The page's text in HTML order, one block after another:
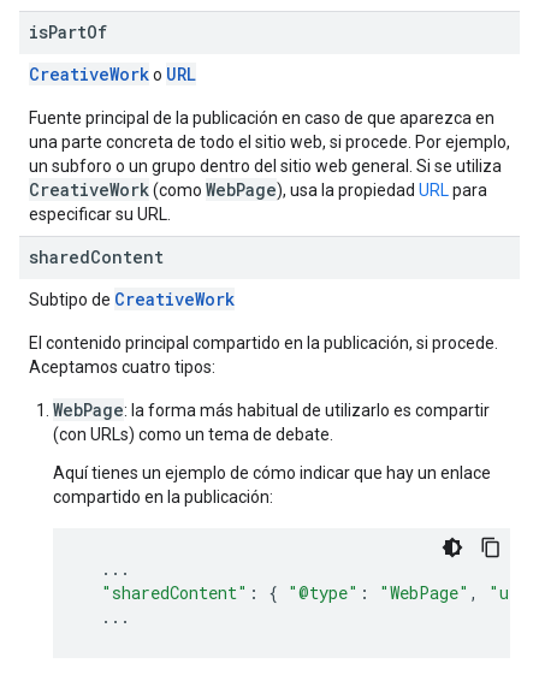
isPartOf
CreativeWorko URL
Fuente principal de la publicación en caso de que aparezca en
una parte concreta de todo el sitio web, si procede. Por ejemplo,
un subforo o un grupo dentro del sitio web general. Si se utiliza
CreativeWork(como WebPage), usa la propiedad URL para
especificar su URL.
sharedContent
Subtipo de CreativeWork
El contenido principal compartido en la publicación, si procede.
Aceptamos cuatro tipos:
WebPage: la forma más habitual de utilizarlo es compartir
(con URLs) como un tema de debate.
Aquí tienes un ejemplo de cómo indicar que hay un enlace
compartido en la publicación:
...
"sharedContent" : { "@type" : "WebPage" ,
"url"
...